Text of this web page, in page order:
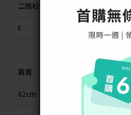
二拾衫公版尺寸
F
肩寬
62cm 53cm